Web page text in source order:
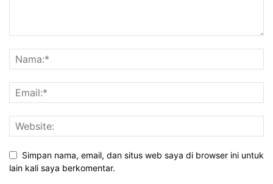
Simpan nama, email, dan situs web saya di browser ini untuk
lain kali saya berkomentar.